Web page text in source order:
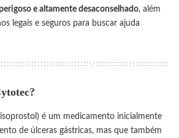
e altamente desaconselhado, além
legais e seguros para buscar ajuda
é um medicamento inicialmente
de úlceras gástricas, mas que também